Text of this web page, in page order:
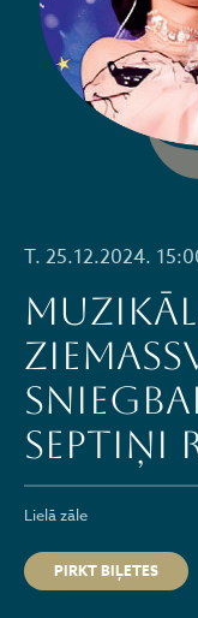
T. 25.12.2024.
SEPTIŅI
Lielā zāle
PIRKT BIĻETES